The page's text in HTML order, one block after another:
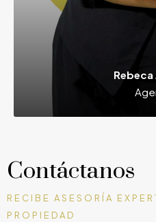
Rebeca
Contáctanos
RECIBE ASESORÍA
PROPIEDAD